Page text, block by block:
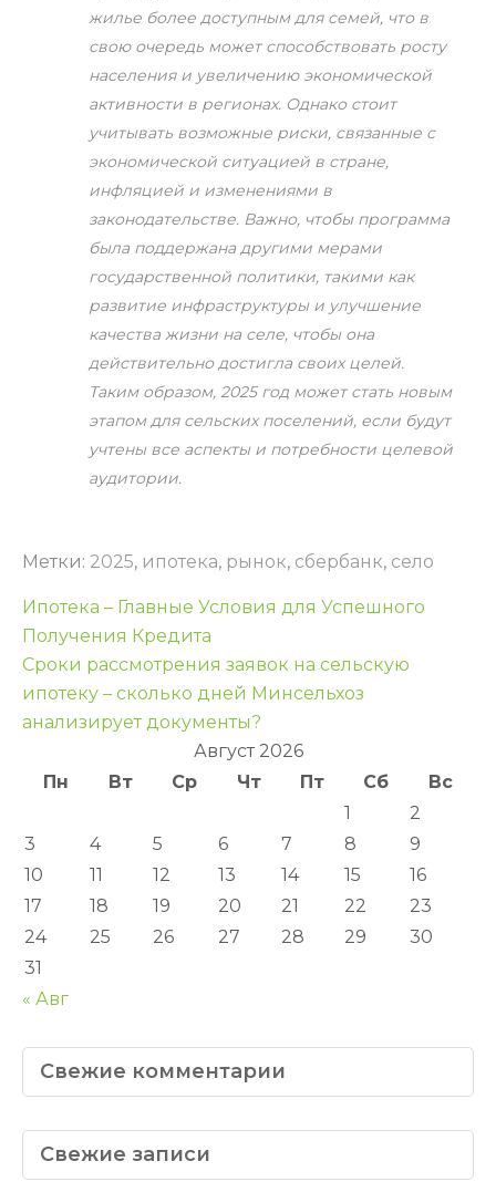
жилье более доступным для семей, что в
свою очередь может способствовать росту
населения и увеличению экономической
активности в регионах. Однако стоит
учитывать возможные риски, связанные с
экономической ситуацией в стране,
инфляцией и изменениями в
законодательстве. Важно, чтобы программа
была поддержана другими мерами
государственной политики, такими как
развитие инфраструктуры и улучшение
качества жизни на селе, чтобы она
действительно достигла своих целей.
Таким образом, 2025 год может стать новым
этапом для сельских поселений, если будут
учтены все аспекты и потребности целевой
аудитории.
Метки: 2025, ипотека, рынок, сбербанк, село
Навигация
по
записям
Ипотека – Главные Условия для Успешного
Получения Кредита
Сроки рассмотрения заявок на сельскую
ипотеку – сколько дней Минсельхоз
анализирует документы?
Август 2026
Пн
Вт Ср Чт Пт Сб
Вс
1
2
3
4 5 6 7 8
9
10
11 12 13 14 15
16
17
18 19 20 21 22
23
24
25 26 27 28 29
30
31
« Авг
Свежие комментарии
Свежие записи